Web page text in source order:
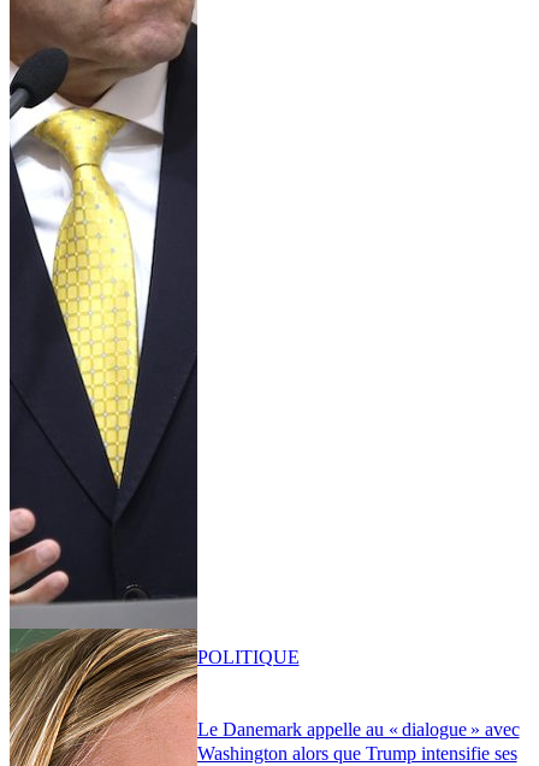
Le Danemark appelle au « dialogue » avec
Washington alors que Trump intensifie ses
POLITIQUE